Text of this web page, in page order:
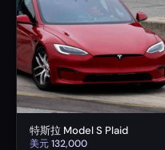
特斯拉 Model S Plaid
美元132,000